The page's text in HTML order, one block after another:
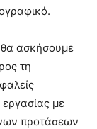
θα ασκήσουμε
τη
εργασίας με
προτάσεων